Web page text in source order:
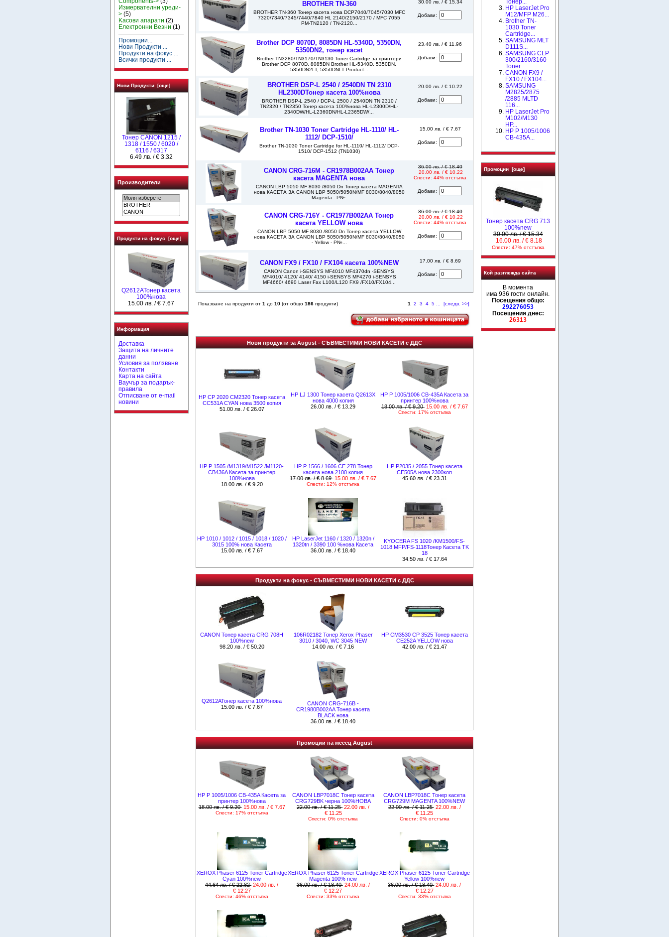
Измервателни уреди-
> (5)
Kасови апарати (2)
Електронни Везни (1)
Промоции...
Нови Продукти ...
Продукти на фокус ...
Всички продукти ...
Нови Продукти [още]
Тонер CANON 1215 /
1318 / 1550 / 6020 /
6116 / 6317
6.49 лв. / € 3.32
Производители
Продукти на фокус [още]
Q2612AToнер касета
100%нова
15.00 лв. / € 7.67
Информация
Доставка
Защита на личните
данни
Условия за ползване
Контакти
Карта на сайта
Ваучър за подарък-
правила
Отписване от e-mail
новини
BROTHER TN-360
BROTHER TN-360 Тонер касета нова DCP7040/7045/7030 MFC
7320/7340/7345/7440/7840 HL 2140/2150/2170 / MFC 7055
PM-TN2120 / TN-2120...
30.00 лв. / € 15.34
Добави:
Brother DCP 8070D, 8085DN HL-5340D, 5350DN,
5350DN2, тонер касet
Brother TN3280/TN3170/TN3130 Toner Cartridge за принтери
Brother DCP 8070D, 8085DN Brother HL-5340D, 5350DN,
5350DN2LT, 5350DNLT Product...
23.40 лв. / € 11.96
Добави:
BROTHER DSP-L 2540 / 2540DN TN 2310
HL2300DТонер касета 100%нова
BROTHER DSP-L 2540 / DCP-L 2500 / 2540DN TN 2310 /
TN2320 / TN2350 Тонер касета 100%нова HL-L2300D/HL-
2340DW/HL-L2360DN/HL-L2365DW/...
20.00 лв. / € 10.22
Добави:
Brother TN-1030 Toner Cartridge HL-1110/ HL-
1112/ DCP-1510/
Brother TN-1030 Toner Cartridge for HL-1110/ HL-1112/ DCP-
1510/ DCP-1512 (TN1030)
15.00 лв. / € 7.67
Добави:
CANON CRG-716M - CR1978B002AA Тонер
касета MAGENTA нова
CANON LBP 5050 MF 8030 /8050 Dn Тонер касета MAGENTA
нова КАСЕТА ЗА CANON LBP 5050/5050N/MF 8030/8040/8050
- Magenta - P№...
36.00 лв. / € 18.40
20.00 лв. / € 10.22
Спести: 44% отстъпка
Добави:
CANON CRG-716Y - CR1977B002AA Тонер
касета YELLOW нова
CANON LBP 5050 MF 8030 /8050 Dn Тонер касета YELLOW
нова КАСЕТА ЗА CANON LBP 5050/5050N/MF 8030/8040/8050
- Yellow - P№...
36.00 лв. / € 18.40
20.00 лв. / € 10.22
Спести: 44% отстъпка
Добави:
CANON FX9 / FX10 / FX104 касета 100%NEW
CANON Canon i-SENSYS MF4010 MF4370dn -SENSYS
MF4010/ 4120/ 4140/ 4150 i-SENSYS MF4270 i-SENSYS
MF4660/ 4690 Laser Fax L100/L120 FX9 /FX10/FX104...
17.00 лв. / € 8.69
Добави:
Показване на продукти от 1 до 10(от общо 186продукти) 1 2 3 4 5 [следв. >>]
Нови продукти за August - СЪВМЕСТИМИ НОВИ КАСЕТИ с ДДС
HP CP 2020 CM2320 Тонер касета
CC531A CYAN нова 3500 копия
51.00 лв. / € 26.07
HP LJ 1300 Тонер касета Q2613X
нова 4000 копия
26.00 лв. / € 13.29
HP P 1005/1006 CB-435A Касета за
принтер 100%нова
18.00 лв. / € 9.20 15.00 лв. / € 7.67
Спести: 17% отстъпка
HP P 1505 /M1319/M1522 /M1120-
CB436A Касета за принтер
100%нова
18.00 лв. / € 9.20
HP P 1566 / 1606 CE 278 Тонер
касета нова 2100 копия
17.00 лв. / € 8.69 15.00 лв. / € 7.67
Спести: 12% отстъпка
HP P2035 / 2055 Тонер касета
CE505А нова 2300коп
45.60 лв. / € 23.31
НР 1010 / 1012 / 1015 / 1018 / 1020 /
3015 100% нова Касета
15.00 лв. / € 7.67
НР LaserJet 1160 / 1320 / 1320n /
1320tn / 3390 100 %нова Касета
36.00 лв. / € 18.40
KYOCERA FS 1020 /KM1500/FS-
1018 MFP/FS-1118Тонер Касета TK
18
34.50 лв. / € 17.64
Продукти на фокус - СЪВМЕСТИМИ НОВИ КАСЕТИ с ДДС
CANON Тонер касета CRG 708H
100%new
98.20 лв. / € 50.20
106R02182 Тонер Xerox Phaser
3010 / 3040, WC 3045 NEW
14.00 лв. / € 7.16
HP CM3530 CP 3525 Тонер касета
CE252A YELLOW нова
42.00 лв. / € 21.47
Q2612AToнер касета 100%нова
15.00 лв. / € 7.67
CANON CRG-716B -
CR1980B002AA Тонер касета
BLACK нова
36.00 лв. / € 18.40
Промоции на месец August
HP P 1005/1006 CB-435A Касета за
принтер 100%нова
18.00 лв. / € 9.20 15.00 лв. / € 7.67
Спести: 17% отстъпка
CANON LBP7018C Тонер касета
CRG729BK черна 100%НОВА
22.00 лв. / € 11.25 22.00 лв. /
€ 11.25
Спести: 0% отстъпка
CANON LBP7018C Тонер касета
CRG729M MAGENTA 100%NEW
22.00 лв. / € 11.25 22.00 лв. /
€ 11.25
Спести: 0% отстъпка
XEROX Phaser 6125 Toner Cartridge
Cyan 100%new
44.64 лв. / € 22.82 24.00 лв. /
€ 12.27
Спести: 46% отстъпка
XEROX Phaser 6125 Toner Cartridge
Magenta 100% new
36.00 лв. / € 18.40 24.00 лв. /
€ 12.27
Спести: 33% отстъпка
XEROX Phaser 6125 Toner Cartridge
Yellow 100%new
36.00 лв. / € 18.40 24.00 лв. /
€ 12.27
Спести: 33% отстъпка
Тонер...
HP LaserJet Pro
M12/MFP M26...
Brother TN-
1030 Toner
Cartridge...
SAMSUNG MLT
D111S...
SAMSUNG CLP
300/2160/3160
Toner...
CANON FX9 /
FX10 / FX104...
SAMSUNG
M2825/2875
/2885 MLTD
116...
HP LaserJet Pro
M102/M130
HP...
HP P 1005/1006
CB-435A...
Промоции [още]
Тонер касета CRG 713
100%new
30.00 лв. / € 15.34
16.00 лв. / € 8.18
Спести: 47% отстъпка
Кой разглежда сайта
В момента
има 936 гости онлайн.
Посещения общо:
292276053
Посещения днес:
26313